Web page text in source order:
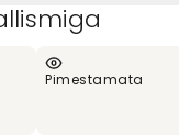
Pimestamata